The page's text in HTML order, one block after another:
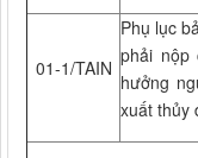
01-1/TAIN
Phụ lục
phải nộp
hưởng
xuất thủy